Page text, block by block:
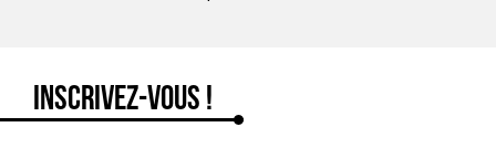
Inscrivez-vous !